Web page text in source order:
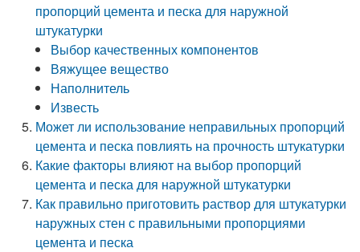
пропорций цемента и песка для наружной
штукатурки
Выбор качественных компонентов
Вяжущее вещество
Наполнитель
Известь
Может ли использование неправильных пропорций
цемента и песка повлиять на прочность штукатурки
Какие факторы влияют на выбор пропорций
цемента и песка для наружной штукатурки
Как правильно приготовить раствор для штукатурки
наружных стен с правильными пропорциями
цемента и песка